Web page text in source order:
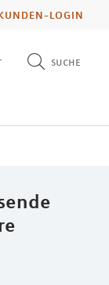
LOGIN
suche